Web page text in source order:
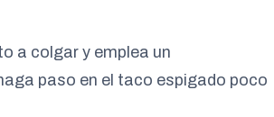
a colgar y emplea un
paso en el taco espigado poco